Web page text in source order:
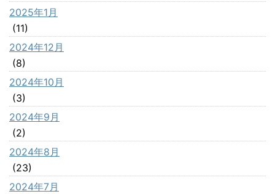
2025年1月
(11)
2024年12月
(8)
2024年10月
(3)
2024年9月
(2)
2024年8月
(23)
2024年7月